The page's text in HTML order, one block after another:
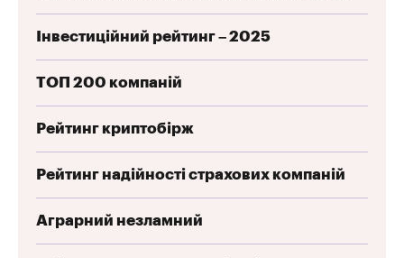
Інвестиційний рейтинг – 2025
ТОП 200 компаній
Рейтинг криптобірж
Рейтинг надійності страхових компаній
Аграрний незламний